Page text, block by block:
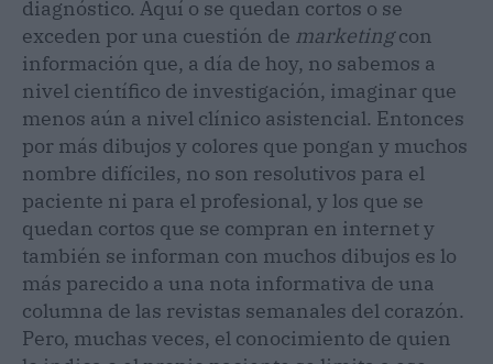
diagnóstico. Aquí o se quedan cortos o se
exceden por una cuestión de marketingcon
información que, a día de hoy, no sabemos a
nivel científico de investigación, imaginar que
menos aún a nivel clínico asistencial. Entonces
por más dibujos y colores que pongan y muchos
nombre difíciles, no son resolutivos para el
paciente ni para el profesional, y los que se
quedan cortos que se compran en internet y
también se informan con muchos dibujos es lo
más parecido a una nota informativa de una
columna de las revistas semanales del corazón.
Pero, muchas veces, el conocimiento de quien